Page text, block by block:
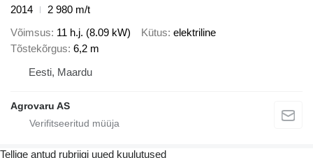
2014
2 980 m/t
Võimsus 11 h.j. (8.09 kW) Kütus elektriline
Tõstekõrgus 6,2 m
Eesti, Maardu
Agrovaru AS
Tellige antud rubriigi uued kuulutused